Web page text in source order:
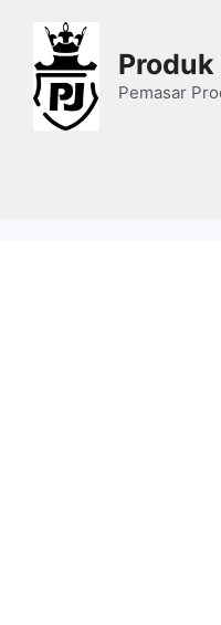
content
Produk
Pemasar